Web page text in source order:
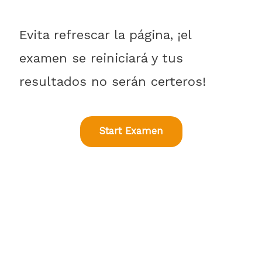
Evita refrescar la página, ¡el
examen se reiniciará y tus
resultados no serán certeros!